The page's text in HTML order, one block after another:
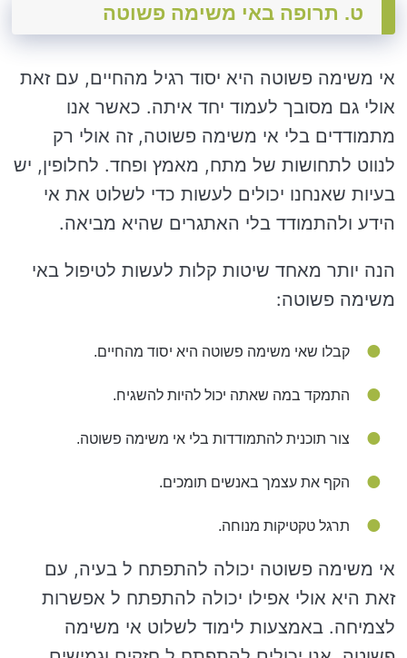
ט. תרופה באי משימה פשוטה
אי משימה פשוטה היא יסוד רגיל מהחיים, עם זאת
אולי גם מסובך לעמוד יחד איתה. כאשר אנו
מתמודדים בלי אי משימה פשוטה, זה אולי רק
לנווט לתחושות של מתח, מאמץ ופחד. לחלופין, יש
בעיות שאנחנו יכולים לעשות כדי לשלוט את אי
הידע ולהתמודד בלי האתגרים שהיא מביאה.
הנה יותר מאחד שיטות קלות לעשות לטיפול באי
משימה פשוטה:
קבלו שאי משימה פשוטה היא יסוד מהחיים.
התמקד במה שאתה יכול להיות להשגיח.
צור תוכנית להתמודדות בלי אי משימה פשוטה.
הקף את עצמך באנשים תומכים.
תרגל טקטיקות מנוחה.
אי משימה פשוטה יכולה להתפתח ל בעיה, עם
זאת היא אולי אפילו יכולה להתפתח ל אפשרות
לצמיחה. באמצעות לימוד לשלוט אי משימה